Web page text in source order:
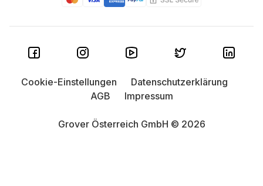
Grover Österreich GmbH © 2026
Cookie-Einstellungen
Datenschutzerklärung
AGB
Impressum